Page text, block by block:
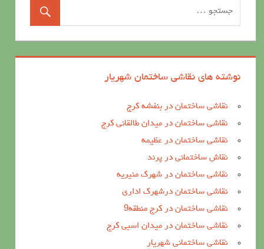
نوشته های نقاشی ساختمان شهریار
نقاشی ساختمان در بنفشه کرج
نقاشی ساختمان در میدان طالقانی کرج
نقاشی ساختمان در عظیمه
نقاش ساختمانی در پرند
نقاشی ساختمان در شهرک منیریه
نقاشی ساختمان درشهرک اداری
نقاشی ساختمان در کرج منطقه9
نقاشی ساختمان در میدان اسبی کرج
نقاشی ساختمانی شهریار